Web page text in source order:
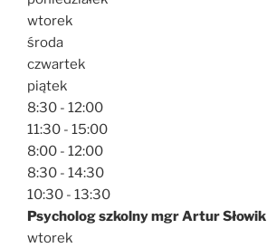
wtorek
środa
czwartek
piątek
8:30 - 12:00
11:30 - 15:00
8:00 - 12:00
8:30 - 14:30
10:30 - 13:30
Psycholog szkolny mgr Artur Słowik
wtorek